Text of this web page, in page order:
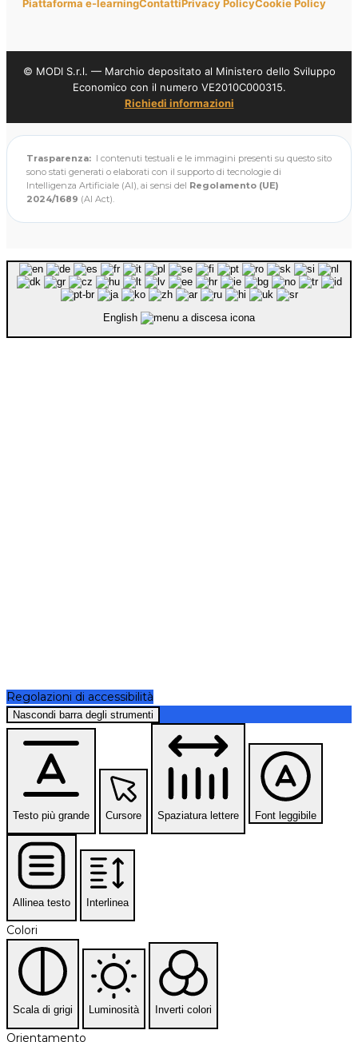
Piattaforma e-learningContattiPrivacy PolicyCookie Policy
© MODI S.r.l. — Marchio depositato al Ministero dello Sviluppo
Economico con il numero VE2010C000315.
Richiedi informazioni
Trasparenza: I contenuti testuali e le immagini presenti su questo sito
sono stati generati o elaborati con il supporto di tecnologie di
Intelligenza Artificiale (AI), ai sensi del Regolamento (UE)
2024/1689 (AI Act).
English
Regolazioni di accessibilità
Nascondi barra degli strumenti
Testo più grande Cursore Spaziatura lettere Font leggibile
Allinea testo Interlinea
Colori
Scala di grigi Luminosità Inverti colori
Orientamento